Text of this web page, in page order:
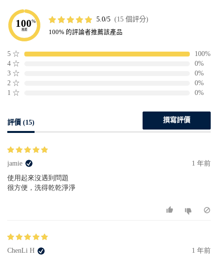
100%
推薦
5.0 15 個評分
100% 的評論者推薦該產品
5 ☆
100%
4 ☆
0%
3 ☆
0%
2 ☆
0%
1 ☆ 0%
評價 (15) 撰寫評價
jamie 1 年前
使用起來沒遇到問題
很方便，洗得乾乾淨淨
ChenLi H 1 年前